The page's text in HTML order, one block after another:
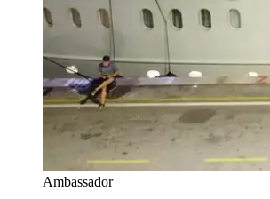
Ambassador